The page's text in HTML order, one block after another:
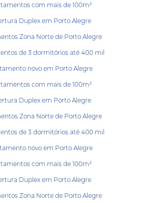
com mais de 100m²
Duplex em Porto Alegre
Zona Norte de Porto Alegre
de 3 dormitórios até 400 mil
novo em Porto Alegre
com mais de 100m²
Duplex em Porto Alegre
Zona Norte de Porto Alegre
de 3 dormitórios até 400 mil
novo em Porto Alegre
com mais de 100m²
Duplex em Porto Alegre
Zona Norte de Porto Alegre